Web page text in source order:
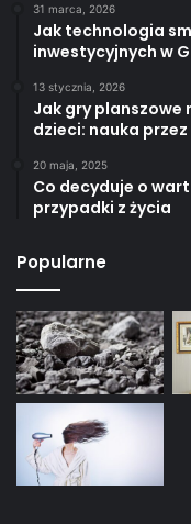
31 marca, 2026
Jak technologia
inwestycyjnych w
13 stycznia, 2026
Jak gry planszowe
dzieci: nauka
20 maja, 2025
Co decyduje o
przypadki z życia
Popularne